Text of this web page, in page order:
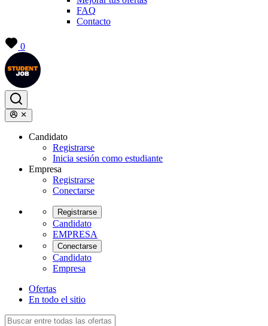
FAQ
Contacto
0
Candidato
Registrarse
Inicia sesión como estudiante
Empresa
Registrarse
Conectarse
Registrarse
Candidato
EMPRESA
Conectarse
Candidato
Empresa
Ofertas
En todo el sitio